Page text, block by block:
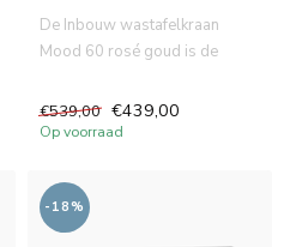
De Inbouw wastafelkraan
Mood 60 rosé goud is de
stijlvol...
€539,00 €439,00
Op voorraad
-18%